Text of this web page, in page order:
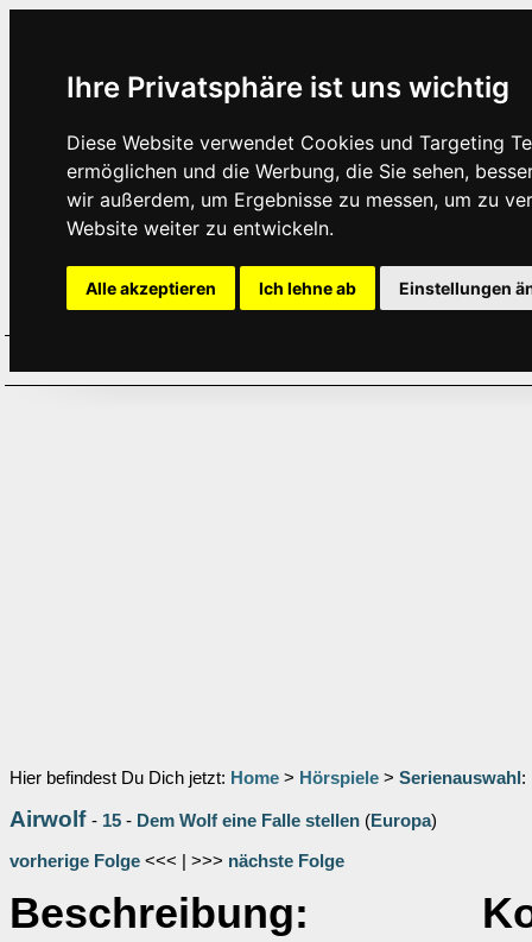
Ihre Privatsphäre ist uns wichtig
Diese Website verwendet Cookies und Targeting
ermöglichen und die Werbung, die Sie sehen,
wir außerdem, um Ergebnisse zu messen, um zu
Website weiter zu entwickeln.
Alle akzeptieren Ich lehne ab Einstellungen
Hier befindest Du Dich jetzt: Home > Hörspiele > Serienauswahl :
Airwolf - 15 - Dem Wolf eine Falle stellen (Europa)
vorherige Folge <<< | >>> nächste Folge
Beschreibung: